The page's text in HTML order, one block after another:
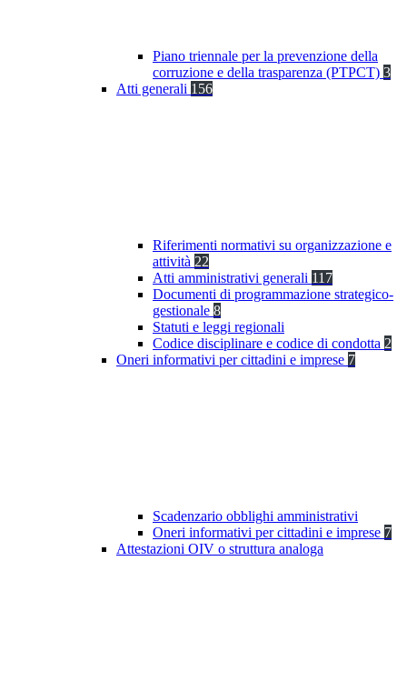
Piano triennale per la prevenzione della
corruzione e della trasparenza (PTPCT) 3
Atti generali 156
Riferimenti normativi su organizzazione e
attività 22
Atti amministrativi generali 117
Documenti di programmazione strategico-
gestionale 8
Statuti e leggi regionali
Codice disciplinare e codice di condotta 2
Oneri informativi per cittadini e imprese 7
Scadenzario obblighi amministrativi
Oneri informativi per cittadini e imprese 7
Attestazioni OIV o struttura analoga